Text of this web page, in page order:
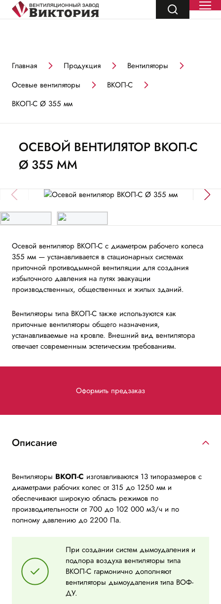
Главная Продукция
Вентиляторы
Осевые вентиляторы
ВКОП-С
ВКОП-С Ø 355 мм
ОСЕВОЙ ВЕНТИЛЯТОР ВКОП-С
Ø 355 ММ
Осевой вентилятор ВКОП-С с диаметром рабочего колеса
355 мм — устанавливается в стационарных системах
приточной противодымной вентиляции для создания
избыточного давления на путях эвакуации
производственных, общественных и жилых зданий.
Вентиляторы типа ВКОП-С также используются как
приточные вентиляторы общего назначения,
устанавливаемые на кровле. Внешний вид вентилятора
отвечает современным эстетическим требованиям.
Оформить предзаказ
Описание
Вентиляторы ВКОП-С изготавливаются 13 типоразмеров с
диаметрами рабочих колес от 315 до 1250 мм и
обеспечивают широкую область режимов по
производительности от 700 до 102 000 м3/ч и по
полному давлению до 2200 Па.
При создании систем дымоудаления и
подпора воздуха вентиляторы типа
ВКОП-С гармонично дополняют
вентиляторы дымоудаления типа ВОФ-
ДУ.